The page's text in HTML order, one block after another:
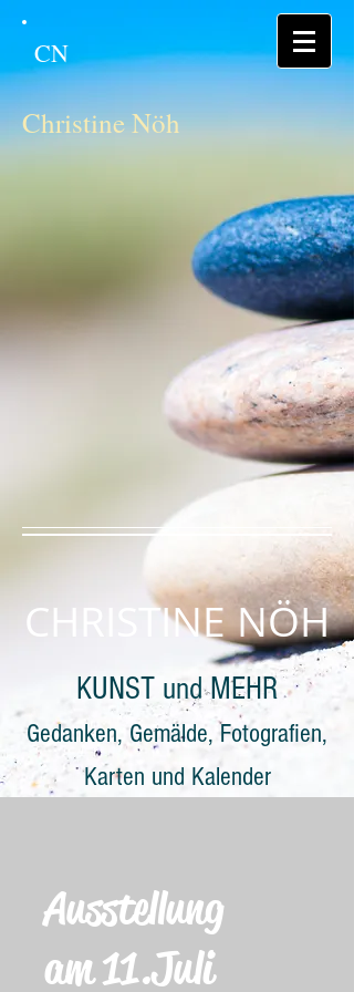
CN
Christine Nöh
CHRISTINE NÖH
KUNST und MEHR
Gedanken, Gemälde, Fotografien,
Karten und Kalender
Ausstellung
am 11.Juli